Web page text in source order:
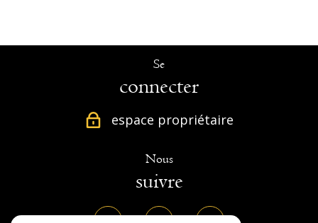
Se
connecter
espace propriétaire
Nous
suivre